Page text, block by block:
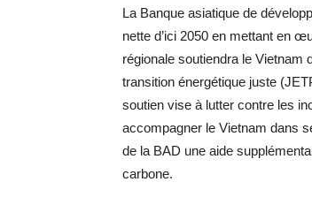
La Banque asiatique de
nette d’ici 2050 en mettant en
régionale soutiendra le Vietnam
transition énergétique juste
soutien vise à lutter contre les
accompagner le Vietnam dans
de la BAD une aide
carbone.